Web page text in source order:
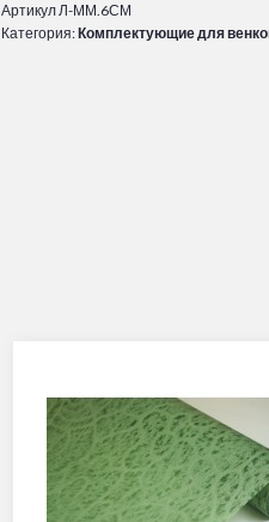
АртикулЛ-ММ.6СМ
Категория:Комплектующие для